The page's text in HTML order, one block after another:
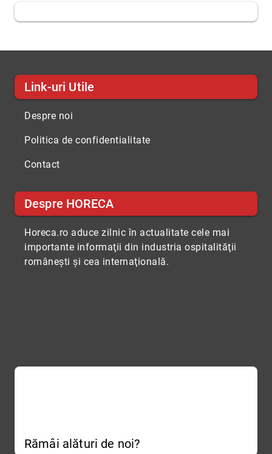
Link-uri Utile
Despre noi
Politica de confidentialitate
Contact
Despre HORECA
Horeca.ro aduce zilnic în actualitate cele mai
importante informaţii din industria ospitalităţii
româneşti şi cea internaţională.
Rămâi alături de noi?